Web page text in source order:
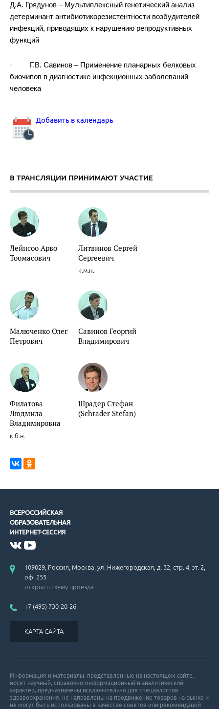
Д.А. Грядунов – Мультиплексный генетический анализ
детерминант антибиотикорезистентности возбудителей
инфекций, приводящих к нарушению репродуктивных
функций
· Г.В. Савинов – Применение планарных белковых
биочипов в диагностике инфекционных заболеваний
человека
Добавить в календарь
В ТРАНСЛЯЦИИ ПРИНИМАЮТ УЧАСТИЕ
Лейнсоо Арво
Тоомасович
Литвинов Сергей
Сергеевич
к.м.н.
Малюченко Олег
Петрович
Савинов Георгий
Владимирович
Филатова
Людмила
Владимировна
к.б.н.
Шрадер Стефан
(Schrader Stefan)
ВСЕРОССИЙСКАЯ
ОБРАЗОВАТЕЛЬНАЯ
ИНТЕРНЕТ-СЕССИЯ
109029, Россия, Москва, ул. Нижегородская, д. 32, стр. 4, эт. 2,
оф. 255
открыть схему проезда
+7 (495) 730-20-26
КАРТА САЙТА
Информация и материалы, представленные на настоящем сайте,
носят научный, справочно-информационный и аналитический
характер, предназначены исключительно для специалистов
здравоохранения, не направлены на продвижение товаров на рынке и
не могут быть использованы в качестве советов или рекомендаций